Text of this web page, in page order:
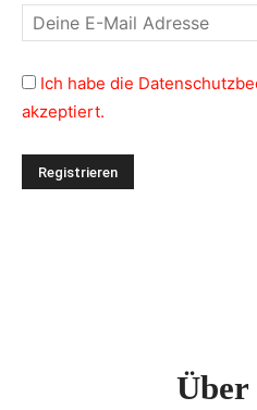
Ich habe die
akzeptiert.
Über